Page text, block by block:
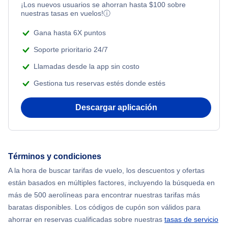
¡Los nuevos usuarios se ahorran hasta $100 sobre
nuestras tasas en vuelos!ⓘ
Gana hasta 6X puntos
Soporte prioritario 24/7
Llamadas desde la app sin costo
Gestiona tus reservas estés donde estés
Descargar aplicación
Términos y condiciones
A la hora de buscar tarifas de vuelo, los descuentos y ofertas
están basados en múltiples factores, incluyendo la búsqueda en
más de 500 aerolíneas para encontrar nuestras tarifas más
baratas disponibles. Los códigos de cupón son válidos para
ahorrar en reservas cualificadas sobre nuestras tasas de servicio